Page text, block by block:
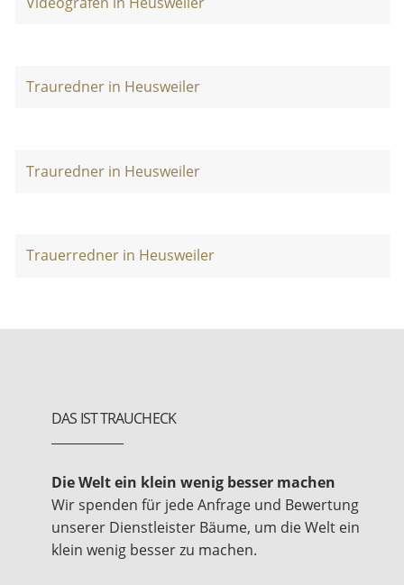
Trauredner in Heusweiler
Trauredner in Heusweiler
Trauerredner in Heusweiler
DAS IST TRAUCHECK
Die Welt ein klein wenig besser machen
Wir spenden für jede Anfrage und Bewertung
unserer Dienstleister Bäume, um die Welt ein
klein wenig besser zu machen.